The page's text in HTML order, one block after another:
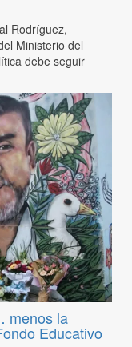
Rodríguez,
Ministerio del
debe seguir
menos la
Educativo